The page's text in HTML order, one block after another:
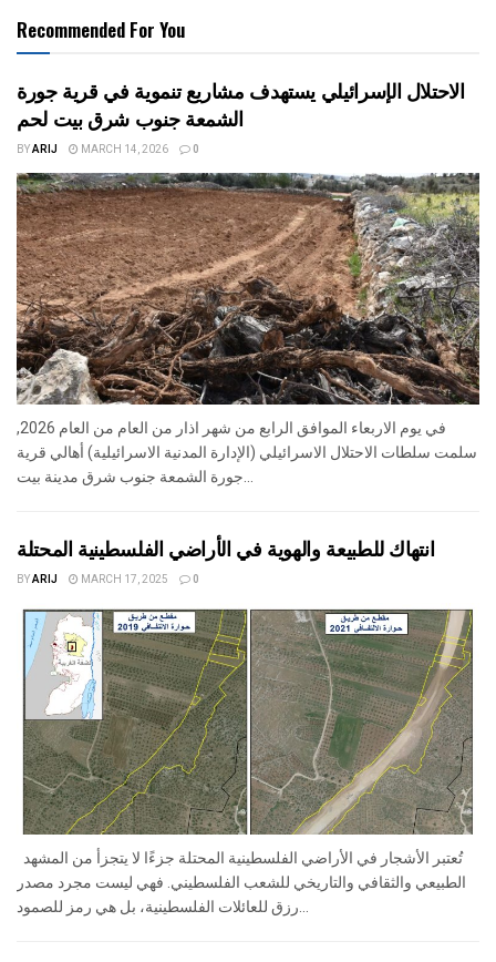
Recommended For You
الاحتلال الإسرائيلي يستهدف مشاريع تنموية في قرية جورة
الشمعة جنوب شرق بيت لحم
BYARIJ MARCH 14, 2026 0
في يوم الاربعاء الموافق الرابع من شهر اذار من العام من العام 2026,
سلمت سلطات الاحتلال الاسرائيلي (الإدارة المدنية الاسرائيلية) أهالي قرية
جورة الشمعة جنوب شرق مدينة بيت...
انتهاك للطبيعة والهوية في الأراضي الفلسطينية المحتلة
BYARIJ MARCH 17, 2025 0
الطبيعي والثقافي والتاريخي للشعب الفلسطيني. فهي ليست مجرد مصدر
رزق للعائلات الفلسطينية، بل هي رمز للصمود...